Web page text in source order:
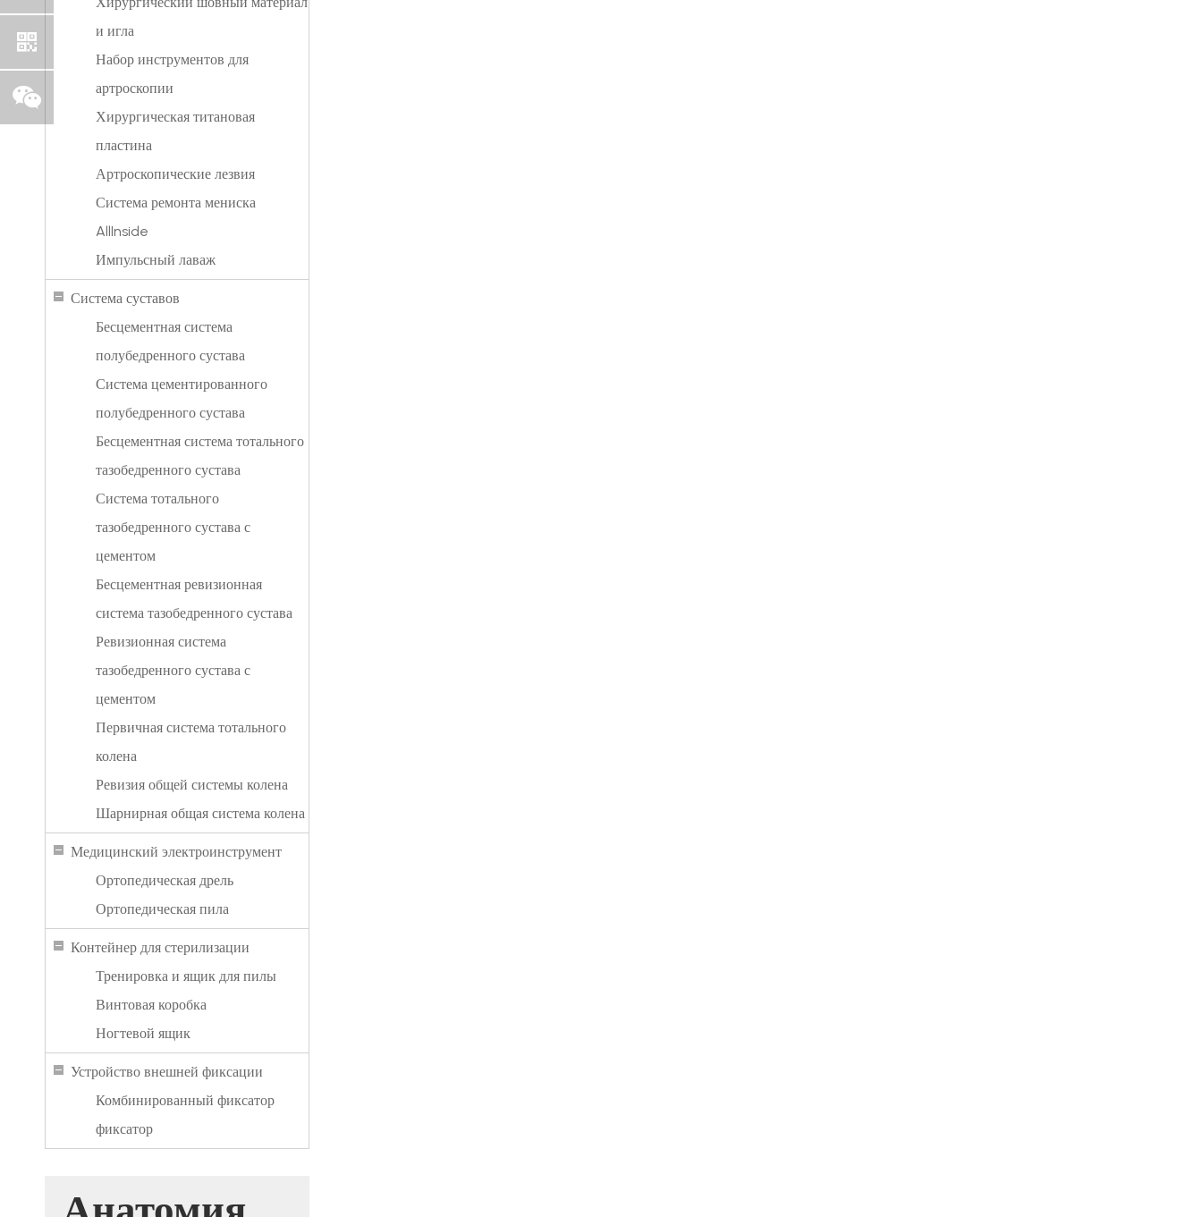
и игла
Набор инструментов для
артроскопии
Хирургическая титановая
пластина
Артроскопические лезвия
Система ремонта мениска
AllInside
Импульсный лаваж
Система суставов
Бесцементная система
полубедренного сустава
Система цементированного
полубедренного сустава
Бесцементная система тотального
тазобедренного сустава
Система тотального
тазобедренного сустава с
цементом
Бесцементная ревизионная
система тазобедренного сустава
Ревизионная система
тазобедренного сустава с
цементом
Первичная система тотального
колена
Ревизия общей системы колена
Шарнирная общая система колена
Медицинский электроинструмент
Ортопедическая дрель
Ортопедическая пила
Контейнер для стерилизации
Тренировка и ящик для пилы
Винтовая коробка
Ногтевой ящик
Устройство внешней фиксации
Комбинированный фиксатор
фиксатор